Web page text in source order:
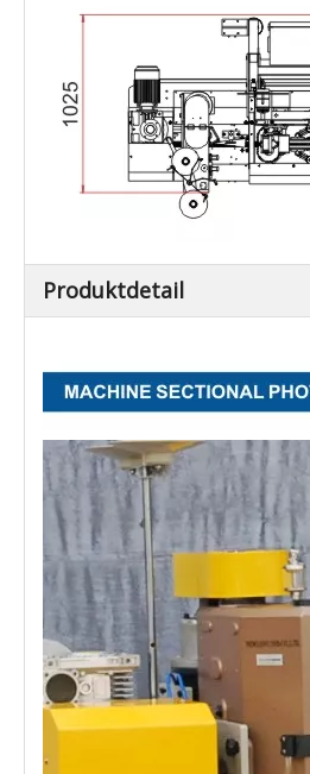
Produktdetail